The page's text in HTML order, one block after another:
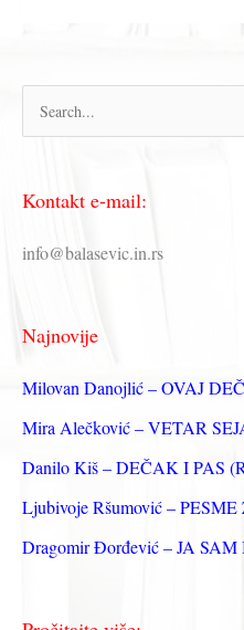
р
т
р
а
з
а
Kontakt e-mail:
info@balasevic.in.rs
Najnovije
Milovan Danojlić – OVAJ
Mira Alečković – VETAR
Danilo Kiš – DEČAK I PAS
Ljubivoje Ršumović –
Dragomir Đorđević – JA